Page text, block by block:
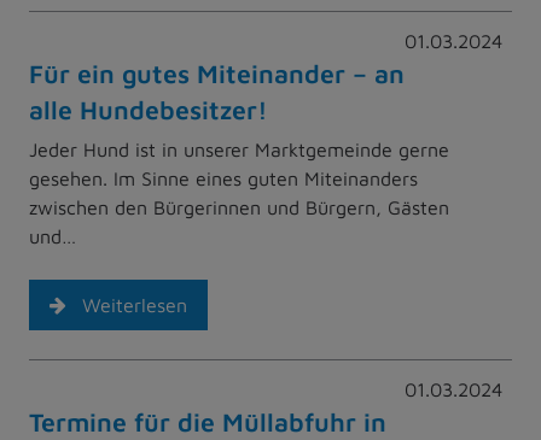
01.03.2024
Für ein gutes Miteinander – an
alle Hundebesitzer!
Jeder Hund ist in unserer Marktgemeinde gerne
gesehen. Im Sinne eines guten Miteinanders
zwischen den Bürgerinnen und Bürgern, Gästen
und…
Weiterlesen
01.03.2024
Termine für die Müllabfuhr in